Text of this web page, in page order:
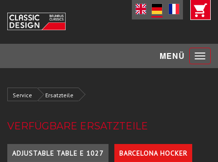
MENÜ Toggle
Service Ersatzteile
VERFÜGBARE ERSATZTEILE
ADJUSTABLE TABLE E 1027 BARCELONA HOCKER